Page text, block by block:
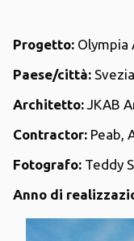
Progetto: Olympia
Paese/città:
Architetto: JKAB
Contractor: Peab,
Fotografo: Teddy
Anno di